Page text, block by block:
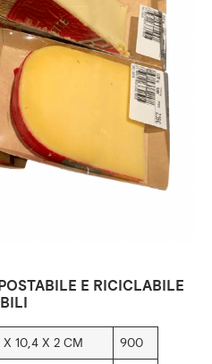
E RICICLABILE
X 10,4 X 2 CM 900